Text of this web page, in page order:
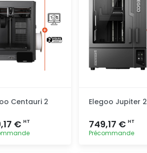
Centauri 2
€HT
Elegoo Jupiter 2
749,17 €HT
Précommande